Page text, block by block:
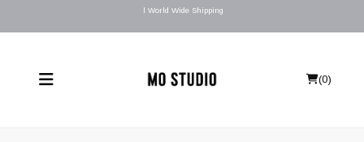
l World Wide Shipping
(0)